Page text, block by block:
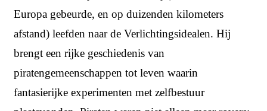
Europa gebeurde, en op duizenden kilometers
afstand) leefden naar de Verlichtingsidealen. Hij
brengt een rijke geschiedenis van
piratengemeenschappen tot leven waarin
fantasierijke experimenten met zelfbestuur